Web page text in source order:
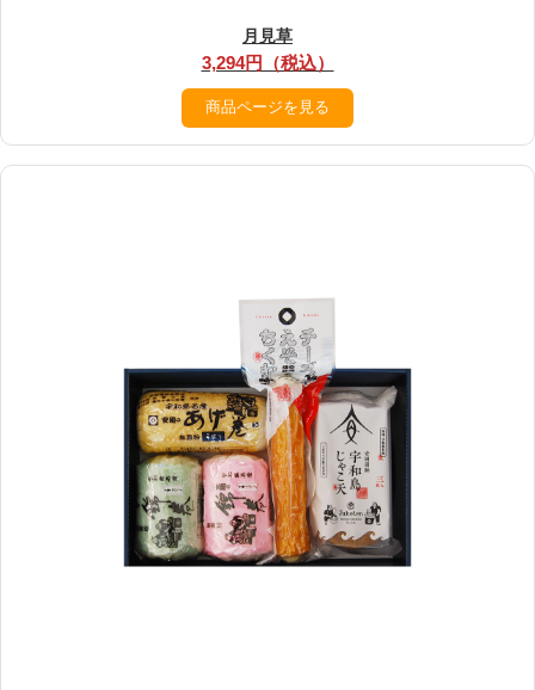
月見草
3,294円（税込）
商品ページを見る